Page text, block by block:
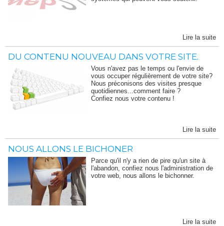
Lire la suite
DU CONTENU NOUVEAU DANS VOTRE SITE.
Vous n'avez pas le temps ou l'envie de
vous occuper régulièrement de votre site?
Nous préconisons des visites presque
quotidiennes...comment faire ?
Confiez nous votre contenu !
Lire la suite
NOUS ALLONS LE BICHONER
Parce qu'il n'y a rien de pire qu'un site à
l'abandon, confiez nous l'administration de
votre web, nous allons le bichonner.
Lire la suite